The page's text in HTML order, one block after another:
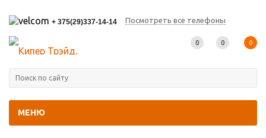
+ 375(29)337-14-14 Посмотреть все телефоны
МЕНЮ
0 0 0